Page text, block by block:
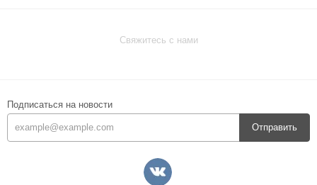
Свяжитесь с нами
Подписаться на новости
Отправить